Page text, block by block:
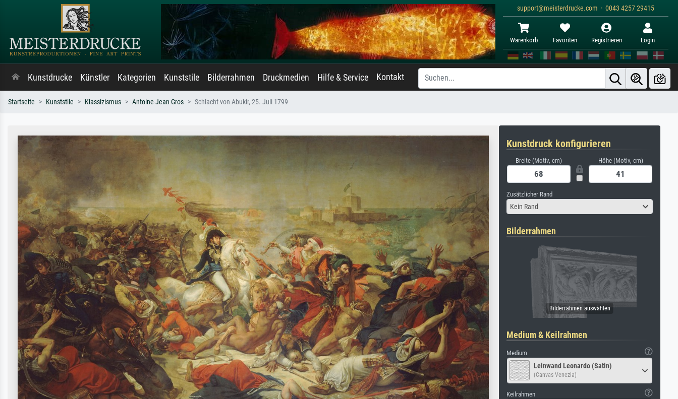
support@meisterdrucke.com · 0043 4257 29415
Warenkorb Favoriten Registrieren Login
Kunstdrucke Künstler Kategorien Kunststile Bilderrahmen Druckmedien Hilfe & Service Kontakt
Startseite Kunststile Klassizismus Antoine-Jean Gros Schlacht von Abukir, 25. Juli 1799
Kunstdruck konfigurieren
Breite (Motiv, cm) Höhe (Motiv, cm)
Zusätzlicher Rand
Kein Rand
Bilderrahmen
Medium & Keilrahmen
Medium
Leinwand Leonardo (Satin)
(Canvas Venezia)
Keilrahmen